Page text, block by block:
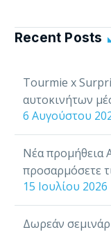
στην
Recent Posts
Tourmie x
αυτοκινήτων
6 Αυγούστου
Νέα προμήθεια
προσαρμόσετε
15 Ιουλίου 2026
Δωρεάν